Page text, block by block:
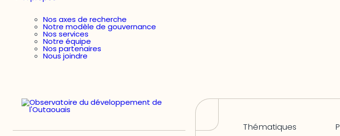
Nos axes de recherche
Notre modèle de gouvernance
Nos services
Notre équipe
Nos partenaires
Nous joindre
Thématiques